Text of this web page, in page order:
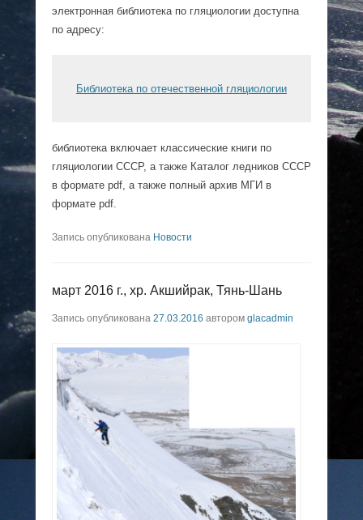
электронная библиотека по гляциологии доступна
по адресу:
Библиотека по отечественной гляциологии
библиотека включает классические книги по
гляциологии СССР, а также Каталог ледников ССCР
в формате pdf, а также полный архив МГИ в
формате pdf.
Запись опубликована Новости
март 2016 г., хр. Акшийрак, Тянь-Шань
Запись опубликована 27.03.2016 автором glacadmin